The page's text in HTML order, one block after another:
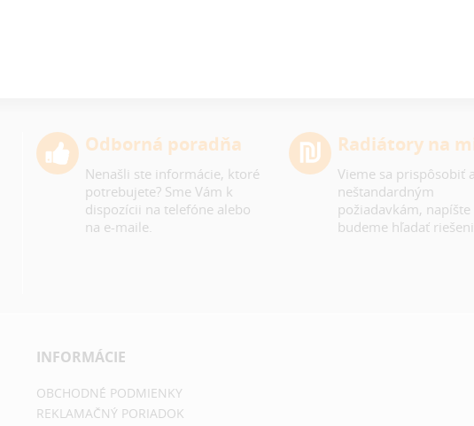
Odborná poradňa
Nenašli ste informácie, ktoré
potrebujete? Sme Vám k
dispozícii na telefóne alebo
na e-maile.
Radiátory na
Vieme sa prispôsobiť
neštandardným
požiadavkám, napíšte
budeme hľadať
INFORMÁCIE
OBCHODNÉ PODMIENKY
REKLAMAČNÝ PORIADOK